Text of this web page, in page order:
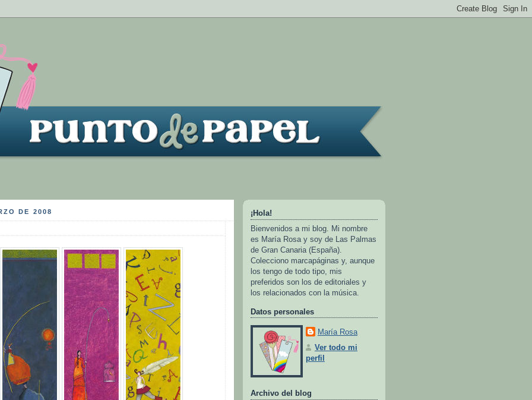
DE 2008
¡Hola!
Bienvenidos a mi blog. Mi nombre
es María Rosa y soy de Las Palmas
de Gran Canaria (España).
Colecciono marcapáginas y, aunque
los tengo de todo tipo, mis
preferidos son los de editoriales y
los relacionados con la música.
Datos personales
María Rosa
Ver todo mi
perfil
Archivo del blog